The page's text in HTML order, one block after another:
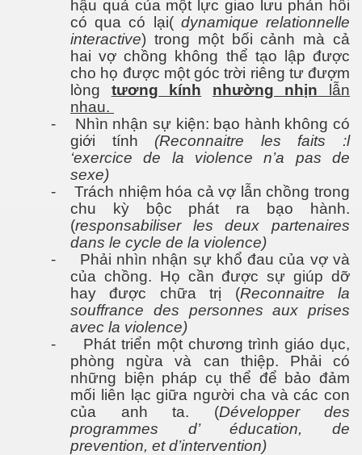
hậu quả của một lực giao lưu phản hồi
có qua có lại( dynamique relationnelle
interactive) trong một bối cảnh mà cả
hai vợ chồng không thể tạo lập được
cho họ được một góc trời riêng tư đượm
lòng tương kính nhường nhịn lẫn
nhau.
-
Nhìn nhận sự kiện: bạo hành không có
giới tính (Reconnaitre les faits :l
‘exercice de la violence n’a pas de
sexe)
-
Trách nhiệm hóa cả vợ lẫn chồng trong
chu kỳ bộc phát ra bạo hành.
(responsabiliser les deux partenaires
dans le cycle de la violence)
-
Phải nhìn nhận sự khổ đau của vợ và
của chồng. Họ cần được sự giúp dỡ
hay được chữa trị (Reconnaitre la
souffrance des personnes aux prises
avec la violence)
-
Phát triển một chương trình giáo dục,
phòng ngừa và can thiệp. Phải có
những biện pháp cụ thể để bảo đảm
mối liên lạc giữa người cha và các con
của anh ta. (Développer des
programmes d’ éducation, de
prevention, et d’intervention)
xuất thuốc trị ung thư
làm gì?